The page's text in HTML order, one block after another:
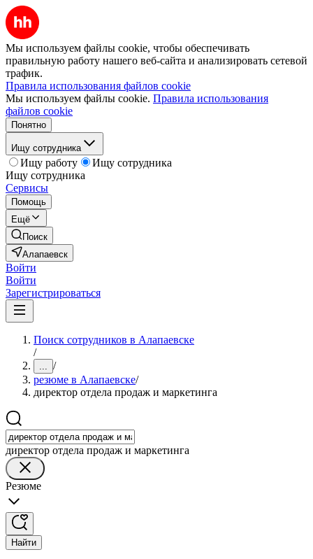
Мы используем файлы cookie, чтобы обеспечивать
правильную работу нашего веб-сайта и анализировать сетевой
трафик.
Правила использования файлов cookie
Мы используем файлы cookie. Правила использования
файлов cookie
Понятно
Ищу сотрудника
Ищу работу
Ищу сотрудника
Ищу сотрудника
Сервисы
Помощь
Ещё
Поиск
Алапаевск
Войти
Войти
Зарегистрироваться
Поиск сотрудников в Алапаевске
/
... /
резюме в Алапаевске/
директор отдела продаж и маркетинга
директор отдела продаж и маркетинга
Резюме
Найти